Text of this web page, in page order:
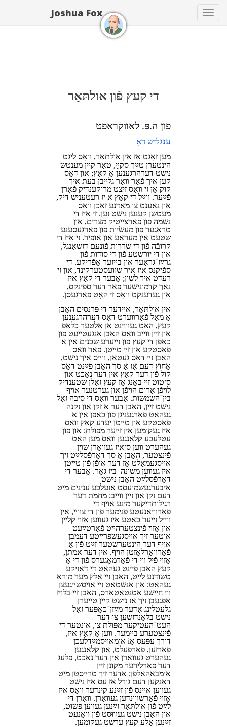
Joshua Fox
די קעץ פֿון אולתּאַר
פֿון ה.פּ. לאַװקראַפֿט
ענגליש דאָ
מען זאָגט אַז אין אולתּאַר, װאָס ליגט
הינטערן טײַך סקײַ, טאָר קײן מענטש
נישט דערהרגענען אַ קאַץ; און דאָס
קען איך פֿאַר װאָר גלײבן בעת איך
קוק אָן זי װאָס זיצט מרוקענדיק פֿאַרן
פֿײַער. װײַל די קאַץ א יז רעטעניש דיק,
און נאָענט צו מאָדנע זאַכן װאָס
מעטשן קענען נישט זען. זי איז די
נשמה פֿון פֿאַרצײַטיק מצרים, און
טראָגער פֿון מעשׂיות פֿון פֿאַרגעסענע
שטעט אין מעראָע און אופֿיר. זי איז די
קרובֿה פֿון די שׂררות פֿונעם דזשאָנגל,
און די יורשטע פֿון די סודות פֿון
גרײַז־גראָער און בײזער אַפֿריקע. די
ספֿיקנס איז איר שװעסטערקינד, און זי
רעדט איר לשון; אָבער די קאַץ איז
נאָך קדמונישער פֿאַר דער ספֿינקס,
און געדענקט װאָס זי האָט פֿאַרגעסן.
אין אולתּאַר, אײדער די פּרנסים האָבן
אַ מאָל פֿאַרװערט דאָס דערהרגענען
קעץ, האָט געװױנט אַן אַלטער כלאָפּ
און זײַן װײַב װאָס האָבן אָנגעטײעט פֿון
כאַפּן די קעץ פֿון זײערע שכנים אין אַ
פּאַסטקע און זײ טײטן. פֿאַר װאָס
האָבן זײ דאָס געטאָן, װײס איך נישט,
אַחוץ דעם אַז אַ סך האָבן פֿײַנט דאָס
קול פֿון דער קאַץ אין דער נאַכט און
ס׳טוט זײ באַנג אַז קעץ זאָלן שטענדיק
לױפֿן אַרום הױפֿן און גערטנער אױף
בין־השמשות. אָבער װאָס די סיבה זאָל
נישט זײַן, האָבן דער אָ זקן און זקנה
געהאַט פֿאַרגעניגן פֿון כאַפּן אין אַ
פּאַסטקע און טײטן יעדע קאַץ װאָס
איז געקומען אין זײער מפּולת; און פֿון
עטלעכע קלאַנגען װאָס מען האָט
געהערט װען ס׳איז געװאָרן שױן
פֿינצטער, האָבן אַ סך דאָרפֿסלײַט זיך
אױסגעמאָלט אַז דער אופֿן פֿון טײטן
איז געװען משונה ביז גאָר. אָבער די
דאָרפֿסלײַט האָבן נישט
איבערגעשמועסט אַזעלכע ענינים מיט
דעם זקן און זײַן װײַב; מחמת דער
רגילותדיקער מינע אױף די
פֿאַרװיאַנעטע פּנימער פֿון די צװײ, אין
װײַל זײער כאַטע איז געװען אַזױ קלײן
און אַזױ פֿינצטערהײט פֿאַרטײַעט
אוטער זיך אױסגעשפּרײטע דעמבן
אױף דער הינטערשטער זײַט פֿון אַ
פֿאַרװאָרלאָזטן הױף. אין דער אמתן,
אַזױ פֿיל װי די פֿאַרמאָגערס פֿון די אָ
קעץ האָבן פֿײַנט געהאַט די דאָזיקע
טשודנע לײַט, האָבן זײ אַלץ מער מורא
געהאַט; און אַנשטאָט זײ אױסשײגעצן
װי חייִשע אַטנטאַטאָרס, האָבן זײ בלױז
אָפּגעבן זיך אַז נישט קײן טײַערן
גלעטלינג אָדער מײַזן־⁠כאַפּער זאָל
נישט בלאָנדזשען צו דער
העט־⁠העטיקער מפּולת צו, אונטער די
פֿינצטערע בײמער. װען אַ קאַץ איז,
דורך עפּעס אַi אומאױסמײַדלעכן
פֿאַרזען, פֿאַרפֿעלט, און קלאַנגען
געהערט געװאָרן אין דער נאַכט, פֿלעג
דער פֿאַרלירער מקונן זײַן
אומבאַהאָלפֿן; אָדער זיך טרײסטן מיט
דאַנקען דעם גורל אַז עס איז נישט
געװען אײנס פֿון זײַנע קינדער װאָס איז
אַזױ פֿאַרשװוּנדען געװאָרן. װאָרן די
לײַט פֿון אולתּאַר זײַנען געװען פּשוט,
און האָבן נישט געװוּסט פֿון װאַנעט
זײַנען אַלע קעץ ערשט געקומען.